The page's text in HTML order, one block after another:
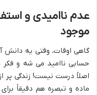
عدم ناامیدی و
موجود
گاهی اوقات، وقتی یه دانش
حسابی ناامید می شه و
اصلاً درست نیست! زندگی پر
ماده و تبصره هم دقیقاً